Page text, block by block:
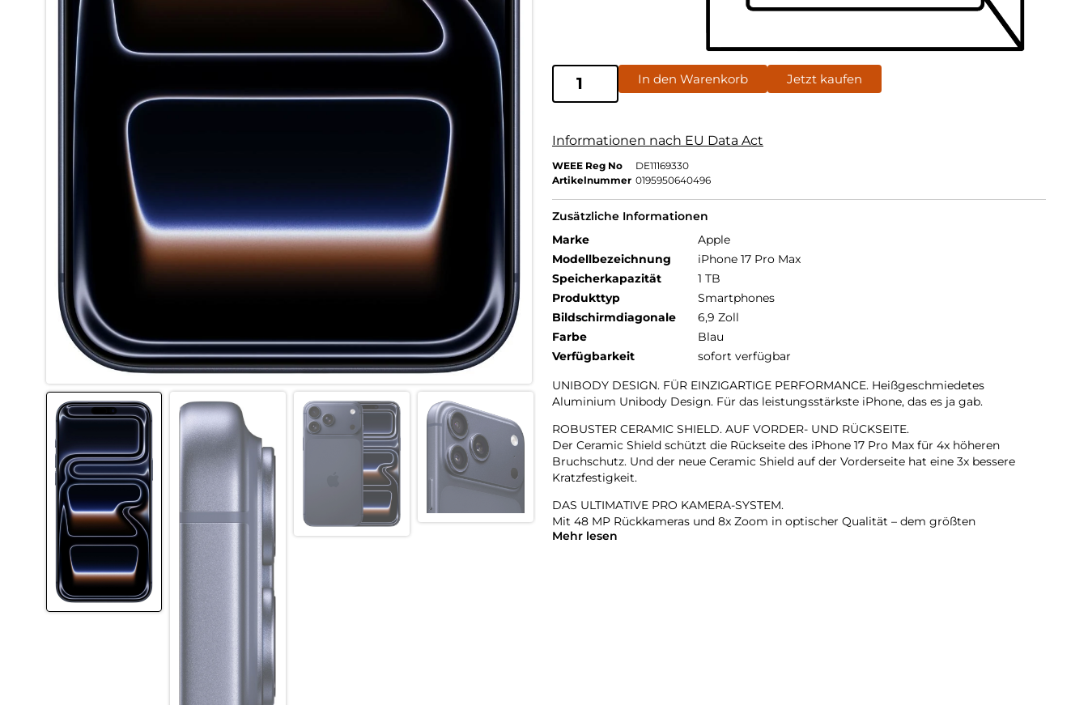
In den Warenkorb Jetzt kaufen
Informationen nach EU Data Act
WEEE Reg No
DE11169330
Artikelnummer 0195950640496
Zusätzliche Informationen
Marke
Apple
Modellbezeichnung
iPhone 17 Pro Max
Speicherkapazität
1 TB
Produkttyp
Smartphones
Bildschirmdiagonale
6,9 Zoll
Farbe
Blau
Verfügbarkeit
sofort verfügbar
UNIBODY DESIGN. FÜR EINZIGARTIGE PERFORMANCE. Heißgeschmiedetes
Aluminium Unibody Design. Für das leistungsstärkste iPhone, das es ja gab.
ROBUSTER CERAMIC SHIELD. AUF VORDER- UND RÜCKSEITE.
Der Ceramic Shield schützt die Rückseite des iPhone 17 Pro Max für 4x höheren
Bruchschutz. Und der neue Ceramic Shield auf der Vorderseite hat eine 3x bessere
Kratzfestigkeit.
DAS ULTIMATIVE PRO KAMERA-SYSTEM.
Mit 48 MP Rückkameras und 8x Zoom in optischer Qualität – dem größten
Zoombereich, den es je bei einem iPhone gab. Das ist wie 8 Pro Objektive in deiner
Mehr lesen